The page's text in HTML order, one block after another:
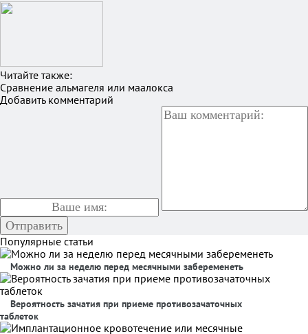
Читайте также:
Сравнение альмагеля или маалокса
Добавить комментарий
Популярные статьи
Можно ли за неделю перед месячными забеременеть
Вероятность зачатия при приеме противозачаточных
таблеток